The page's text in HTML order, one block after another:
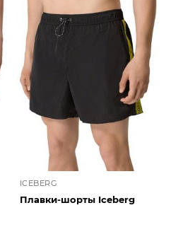
ICEBERG
Плавки-шорты Iceberg